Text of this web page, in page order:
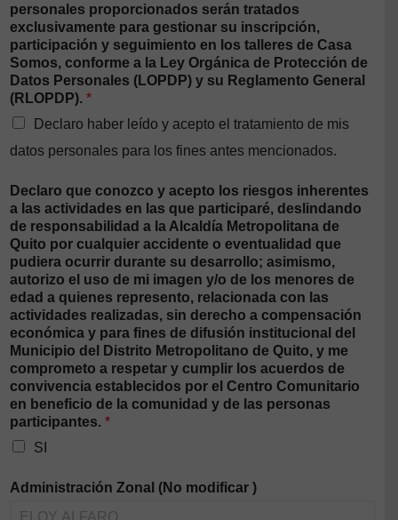
personales proporcionados serán tratados
exclusivamente para gestionar su inscripción,
participación y seguimiento en los talleres de Casa
Somos, conforme a la Ley Orgánica de Protección de
Datos Personales (LOPDP) y su Reglamento General
(RLOPDP). *
Declaro haber leído y acepto el tratamiento de mis
datos personales para los fines antes mencionados.
Declaro que conozco y acepto los riesgos inherentes
a las actividades en las que participaré, deslindando
de responsabilidad a la Alcaldía Metropolitana de
Quito por cualquier accidente o eventualidad que
pudiera ocurrir durante su desarrollo; asimismo,
autorizo el uso de mi imagen y/o de los menores de
edad a quienes represento, relacionada con las
actividades realizadas, sin derecho a compensación
económica y para fines de difusión institucional del
Municipio del Distrito Metropolitano de Quito, y me
comprometo a respetar y cumplir los acuerdos de
convivencia establecidos por el Centro Comunitario
en beneficio de la comunidad y de las personas
participantes. *
SI
Administración Zonal (No modificar )